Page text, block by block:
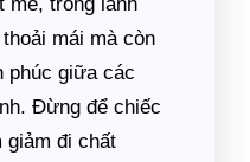
mái mà còn
phúc giữa các
Đừng để chiếc
giảm đi chất